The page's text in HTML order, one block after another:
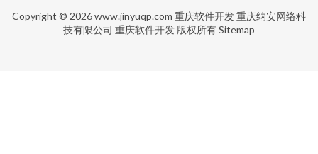
Copyright © 2026www.jinyuqp.com 重庆软件开发重庆纳安网络科
技有限公司 重庆软件开发 版权所有Sitemap